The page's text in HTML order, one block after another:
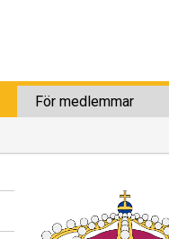
För medlemmar